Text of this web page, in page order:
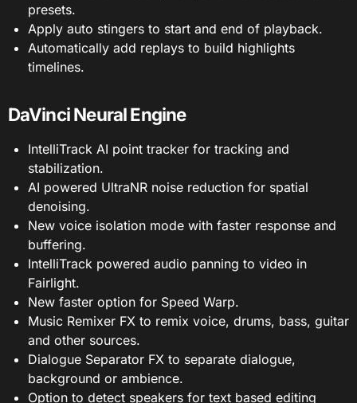
presets.
Apply auto stingers to start and end of playback.
Automatically add replays to build highlights
timelines.
DaVinci Neural Engine
IntelliTrack AI point tracker for tracking and
stabilization.
AI powered UltraNR noise reduction for spatial
denoising.
New voice isolation mode with faster response and
buffering.
IntelliTrack powered audio panning to video in
Fairlight.
New faster option for Speed Warp.
Music Remixer FX to remix voice, drums, bass, guitar
and other sources.
Dialogue Separator FX to separate dialogue,
background or ambience.
Option to detect speakers for text based editing